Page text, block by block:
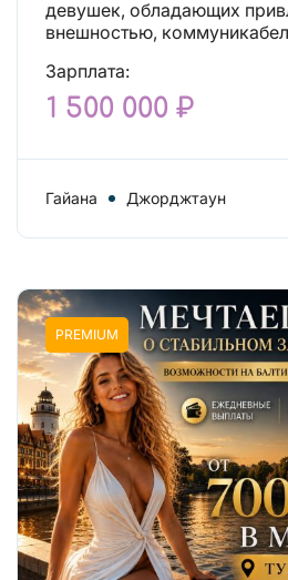
девушек, обладающих
внешностью,
Зарплата:
1 500 000 ₽
Гайана Джорджтаун
PREMIUM